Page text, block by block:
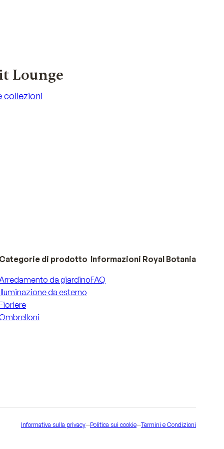
Lounge
collezioni
Categorie di prodotto
da giardino
da esterno
Informazioni Royal Botania
FAQ
Informativa sulla privacy—Politica sui cookie—Termini e Condizioni